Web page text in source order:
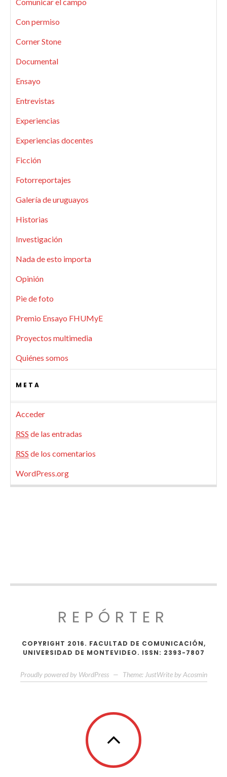
Con permiso
Corner Stone
Documental
Ensayo
Entrevistas
Experiencias
Experiencias docentes
Ficción
Fotorreportajes
Galería de uruguayos
Historias
Investigación
Nada de esto importa
Opinión
Pie de foto
Premio Ensayo FHUMyE
Proyectos multimedia
Quiénes somos
META
Acceder
RSS de las entradas
RSS de los comentarios
WordPress.org
REPÓRTER
COPYRIGHT 2016. FACULTAD DE COMUNICACIÓN,
UNIVERSIDAD DE MONTEVIDEO. ISSN: 2393-7807
Proudly powered by WordPress — Theme: JustWrite by Acosmin